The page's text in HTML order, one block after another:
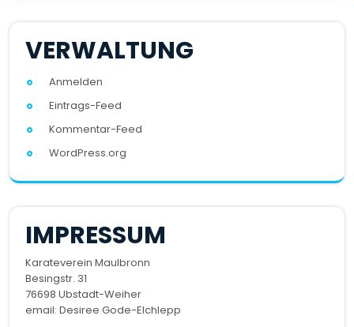
VERWALTUNG
Anmelden
Eintrags-Feed
Kommentar-Feed
WordPress.org
IMPRESSUM
Karateverein Maulbronn
Besingstr. 31
76698 Ubstadt-Weiher
email: Desiree Gode-Elchlepp